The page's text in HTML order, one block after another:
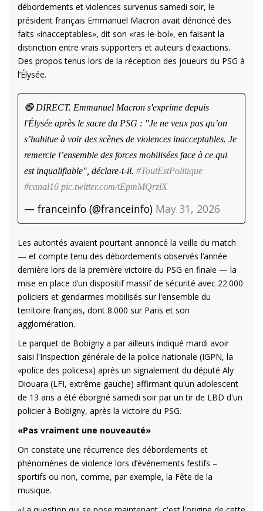
débordements et violences survenus samedi soir, le
président français Emmanuel Macron avait dénoncé des
faits «inacceptables», dit son «ras-le-bol», en faisant la
distinction entre vrais supporters et auteurs d'exactions.
Des propos tenus lors de la réception des joueurs du PSG à
l’Élysée.
🔴 DIRECT. Emmanuel Macron s'exprime depuis
l'Élysée après le sacre du PSG : "Je ne veux pas qu’on
s’habitue à voir des scènes de violences inacceptables. Je
remercie l’ensemble des forces mobilisées face à ce qui
est inqualifiable", déclare-t-il. #ToutEstPolitique
#canal16 pic.twitter.com/tEpmMQrziX
— franceinfo (@franceinfo) May 31, 2026
Les autorités avaient pourtant annoncé la veille du match
— et compte tenu des débordements observés l’année
dernière lors de la première victoire du PSG en finale — la
mise en place d’un dispositif massif de sécurité avec 22.000
policiers et gendarmes mobilisés sur l'ensemble du
territoire français, dont 8.000 sur Paris et son
agglomération.
Le parquet de Bobigny a par ailleurs indiqué mardi avoir
saisi l'Inspection générale de la police nationale (IGPN, la
«police des polices») après un signalement du député Aly
Diouara (LFI, extrême gauche) affirmant qu'un adolescent
de 13 ans a été éborgné samedi soir par un tir de LBD d'un
policier à Bobigny, après la victoire du PSG.
«Pas vraiment une nouveauté»
On constate une récurrence des débordements et
phénomènes de violence lors d’événements festifs –
sportifs ou non, comme, par exemple, la Fête de la
musique.